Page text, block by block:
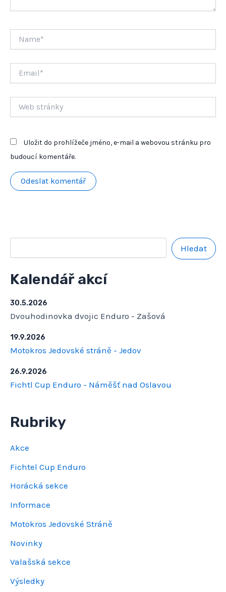
stránky
Uložit do prohlížeče jméno, e-mail a webovou stránku pro
budoucí komentáře.
Hledat
Kalendář akcí
30.5.2026
Dvouhodinovka dvojic Enduro - Zašová
19.9.2026
Motokros Jedovské stráně - Jedov
26.9.2026
Fichtl Cup Enduro - Náměšť nad Oslavou
Rubriky
Akce
Fichtel Cup Enduro
Horácká sekce
Informace
Motokros Jedovské Stráně
Novinky
Valašská sekce
Výsledky